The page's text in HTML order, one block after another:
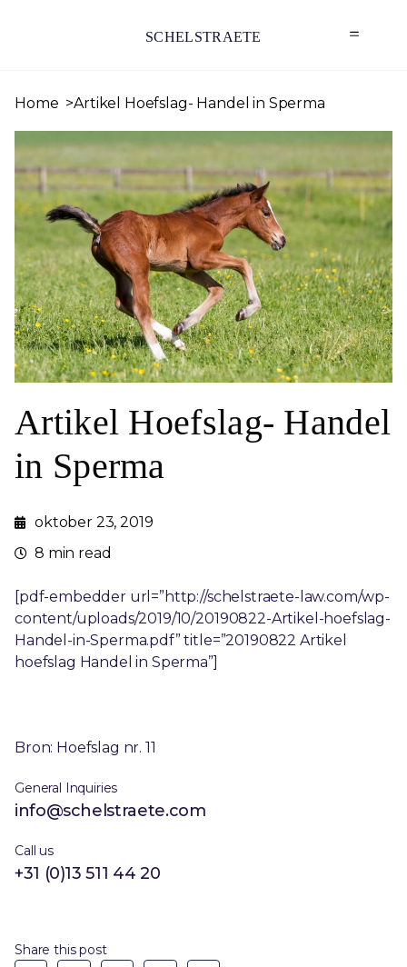
SCHELSTRAETE
Home Artikel Hoefslag- Handel in Sperma
Artikel Hoefslag- Handel
in Sperma
oktober 23, 2019
8 min read
[pdf-embedder url=”http://schelstraete-law.com/wp-
content/uploads/2019/10/20190822-Artikel-hoefslag-
Handel-in-Sperma.pdf” title=”20190822 Artikel
hoefslag Handel in Sperma”]
Bron: Hoefslag nr. 11
General Inquiries
info@schelstraete.com
Call us
+31 (0)13 511 44 20
Share this post